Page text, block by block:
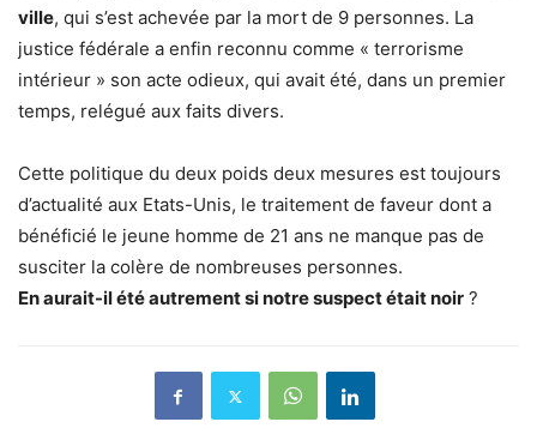
ville, qui s’est achevée par la mort de 9 personnes. La
justice fédérale a enfin reconnu comme « terrorisme
intérieur » son acte odieux, qui avait été, dans un premier
temps, relégué aux faits divers.
Cette politique du deux poids deux mesures est toujours
d’actualité aux Etats-Unis, le traitement de faveur dont a
bénéficié le jeune homme de 21 ans ne manque pas de
susciter la colère de nombreuses personnes.
En aurait-il été autrement si notre suspect était noir ?